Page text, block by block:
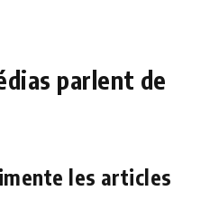
parlent de
les articles